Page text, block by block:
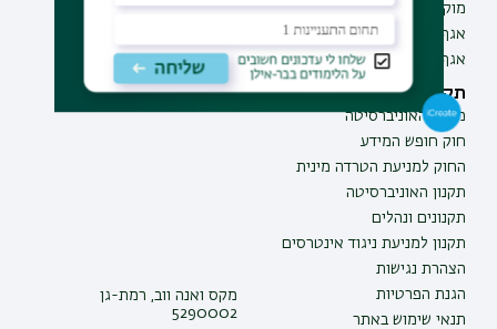
מוקד בקרה לדיווחים
אגף התקשוב
אגף התפעול
תקנות וביקורת
מבקר האוניברסיטה
חוק חופש המידע
החוק למניעת הטרדה מינית
תקנון האוניברסיטה
תקנונים ונהלים
תקנון למניעת ניגוד אינטרסים
הצהרת נגישות
הגנת הפרטיות
תנאי שימוש באתר
מקס ואנה ווב, רמת-גן
5290002